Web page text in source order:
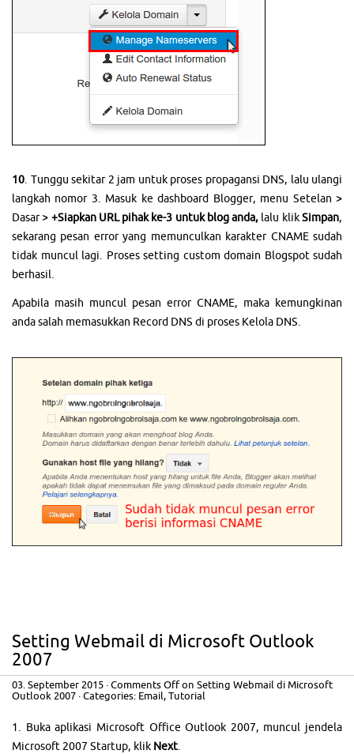
10. Tunggu sekitar 2 jam untuk proses propagansi DNS, lalu ulangi
langkah nomor 3. Masuk ke dashboard Blogger, menu Setelan >
Dasar > +Siapkan URL pihak ke-3 untuk blog anda, lalu klikSimpan,
sekarang pesan error yang memunculkan karakter CNAME sudah
tidak muncul lagi. Proses setting custom domain Blogspot sudah
berhasil.
Apabila masih muncul pesan error CNAME, maka kemungkinan
anda salah memasukkan Record DNS di proses Kelola DNS.
Setting Webmail di Microsoft Outlook
2007
03. September 2015 · Comments Off on Setting Webmail di Microsoft
Outlook 2007 · Categories: Email, Tutorial
1. Buka aplikasi Microsoft Office Outlook 2007, muncul jendela
Microsoft 2007 Startup, klik Next.